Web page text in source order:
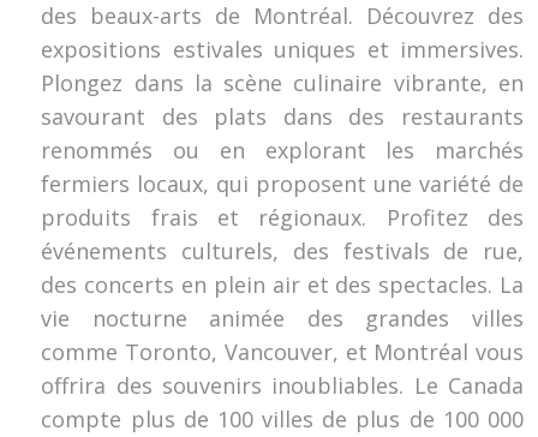
des beaux-arts de Montréal. Découvrez des
expositions estivales uniques et immersives.
Plongez dans la scène culinaire vibrante, en
savourant des plats dans des restaurants
renommés ou en explorant les marchés
fermiers locaux, qui proposent une variété de
produits frais et régionaux. Profitez des
événements culturels, des festivals de rue,
des concerts en plein air et des spectacles. La
vie nocturne animée des grandes villes
comme Toronto, Vancouver, et Montréal vous
offrira des souvenirs inoubliables. Le Canada
compte plus de 100 villes de plus de 100 000